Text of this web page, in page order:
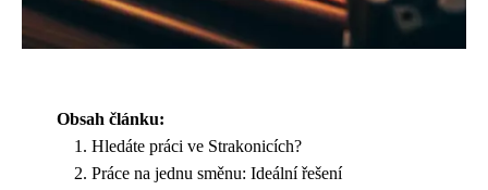
Obsah článku:
Hledáte práci ve Strakonicích?
Práce na jednu směnu: Ideální řešení